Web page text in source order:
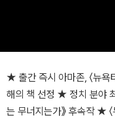
★ 출간 즉시 아마존, 〈뉴욕
해의 책 선정 ★ 정치 분야
는 무너지는가》 후속작 ★ 〈